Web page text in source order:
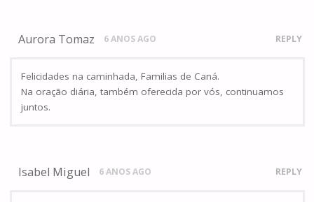
Aurora Tomaz 6 ANOS AGO REPLY
Felicidades na caminhada, Familias de Caná.
Na oração diária, também oferecida por vós, continuamos
juntos.
Isabel Miguel 6 ANOS AGO REPLY